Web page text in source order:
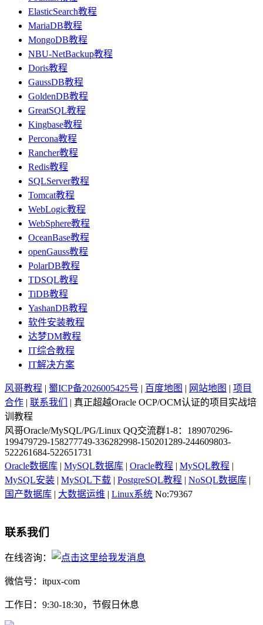
ElasticSearch教程
MariaDB教程
MongoDB教程
NBU-NetBackup教程
Doris教程
GaussDB教程
GoldenDB教程
GreatSQL教程
Kingbase教程
Percona教程
Rancher教程
Redis教程
SQLServer教程
Tomcat教程
WebLogic教程
WebSphere教程
OceanBase教程
openGauss教程
PolarDB教程
TDSQL教程
TiDB教程
YashanDB教程
软件安装教程
达梦DM教程
IT综合教程
IT解决方案
风哥教程 | 蜀ICP备2026005425号 | 百度地图 | 网站地图 | 项目
合作 | 联系我们
| 真正超越Oracle OCP/OCM认证的项目实战培
训教程
风哥Oracle/MySQL/PG/Linux QQ交流群1-8：189070296-
199479729-158277749-336282998-150201289-244609803-
522261684-522651731
Oracle数据库 | MySQL数据库 | Oracle教程 | MySQL教程 |
MySQL安装 | MySQL下载 | PostgreSQL教程 | NoSQL数据库 |
国产数据库 | 大数据运维 | Linux系统 No:79367
联系我们
在线咨询：
微信号：itpux-com
工作日：9:30-18:30，节假日休息